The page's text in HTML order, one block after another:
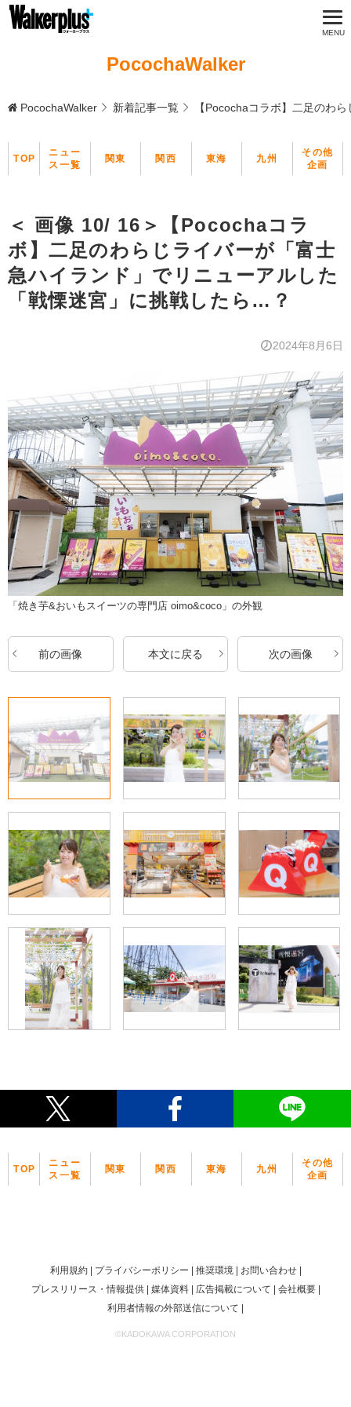
PocochaWalker
PocochaWalker 新着記事一覧 【Pocochaコラボ】二足のわ
TOP
ニュー
ス一覧
関東 関西 東海 九州
その他
企画
＜ 画像 10/ 16＞【Pocochaコラ
ボ】二足のわらじライバーが「富士
急ハイランド」でリニューアルした
「戦慄迷宮」に挑戦したら…？
2024年8月6日
「焼き芋&おいもスイーツの専門店 oimo&coco」の外観
前の画像 本文に戻る 次の画像
TOP
ニュー
ス一覧
関東 関西 東海 九州
その他
企画
利用規約 プライバシーポリシー 推奨環境
お問い合わせ
プレスリリース・情報提供
媒体資料 広告掲載について
会社概要
利用者情報の外部送信について
©KADOKAWA CORPORATION